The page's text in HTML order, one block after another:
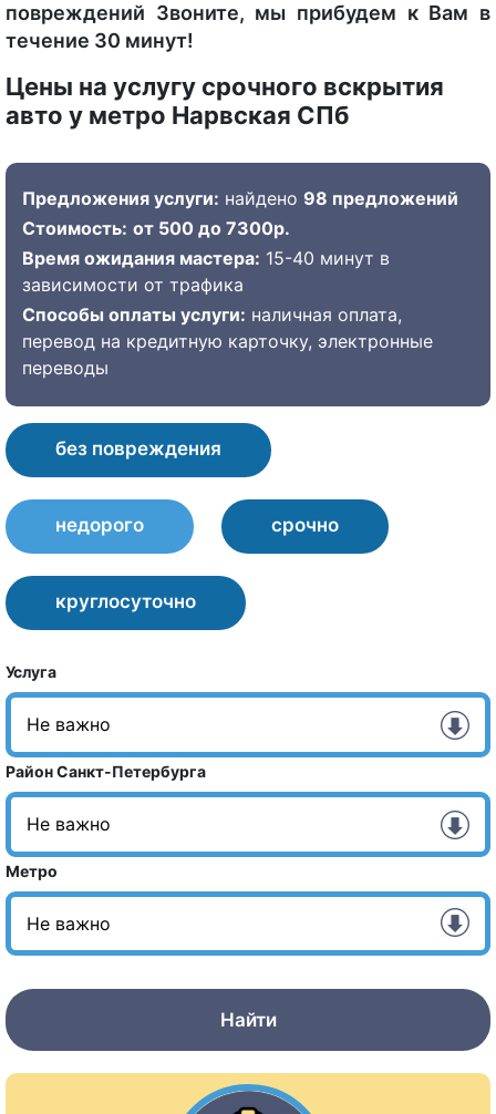
повреждений Звоните, мы прибудем к Вам в
течение 30 минут!
Цены на услугу срочного вскрытия
авто у метро Нарвская СПб
Предложения услуги: найдено 98 предложений
Стоимость: от 500 до 7300р.
Время ожидания мастера: 15-40 минут в
зависимости от трафика
Способы оплаты услуги: наличная оплата,
перевод на кредитную карточку, электронные
переводы
без повреждения
недорого срочно
круглосуточно
Услуга
Район Санкт-Петербурга
Метро
Найти